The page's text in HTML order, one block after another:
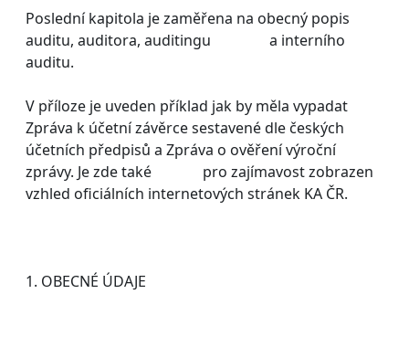
Poslední kapitola je zaměřena na obecný popis
auditu, auditora, auditingu a interního
auditu.
V příloze je uveden příklad jak by měla vypadat
Zpráva k účetní závěrce sestavené dle českých
účetních předpisů a Zpráva o ověření výroční
zprávy. Je zde také pro zajímavost zobrazen
vzhled oficiálních internetových stránek KA ČR.
1. OBECNÉ ÚDAJE